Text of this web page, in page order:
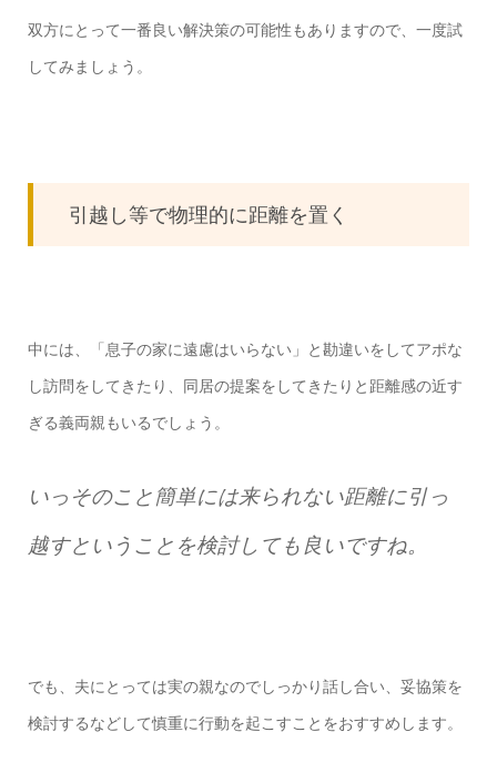
双方にとって一番良い解決策の可能性もありますので、一度試
してみましょう。
引越し等で物理的に距離を置く
中には、「息子の家に遠慮はいらない」と勘違いをしてアポな
し訪問をしてきたり、同居の提案をしてきたりと距離感の近す
ぎる義両親もいるでしょう。
いっそのこと簡単には来られない距離に引っ
越すということを検討しても良いですね。
でも、夫にとっては実の親なのでしっかり話し合い、妥協策を
検討するなどして慎重に行動を起こすことをおすすめします。